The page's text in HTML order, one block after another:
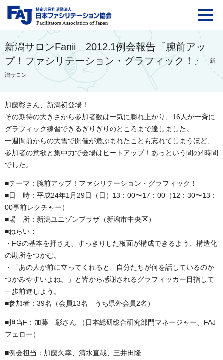
FAJ：特定非営利活動
新潟サロンFanii 2012.1例会報告『腕前アッ
プ！ファシリテーション・グラフィック！』
新
潟サロン
加藤彰さん、新潟初登場！
その期待の大きさから参加者数は一気に膨れ上がり、16人が一斉に
グラフィック練習できるぎりぎりのところまで達しました。
一週間前からの大雪で開催が危ぶまれたことも忘れてしまうほど、
参加者の意欲と集中力で会場はヒートアップ！あっという間の4時間
でした。
■テーマ：腕前アップ！ファシリテーション・グラフィック！
■日 時：平成24年1月29日（日）13：00〜17：00（12：30〜13：
00事前レクチャー）
■場 所：新潟ユニゾンプラザ（新潟市中央区）
■ねらい：
・FGの基本を押さえ、すっきりした板面が構成できるよう、構造化
の勘所をつかむ。
・「あの人が前に立ってくれると、自分たちが何を話しているのか
つかみやすいよね。」と皆から感謝されるグラフィッカー目指して
一歩前進しよう。
■参加者：39名（会員13名 うち県外会員2名）
■担当F：加藤 彰さん （日本総研総合研究部門マネージャー、FAJ
フェロー）
■例会担当：加藤久幸、清水直哉、三井田隆